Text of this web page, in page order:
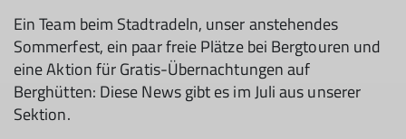
Ein Team beim Stadtradeln, unser anstehendes
Sommerfest, ein paar freie Plätze bei Bergtouren und
eine Aktion für Gratis-Übernachtungen auf
Berghütten: Diese News gibt es im Juli aus unserer
Sektion.